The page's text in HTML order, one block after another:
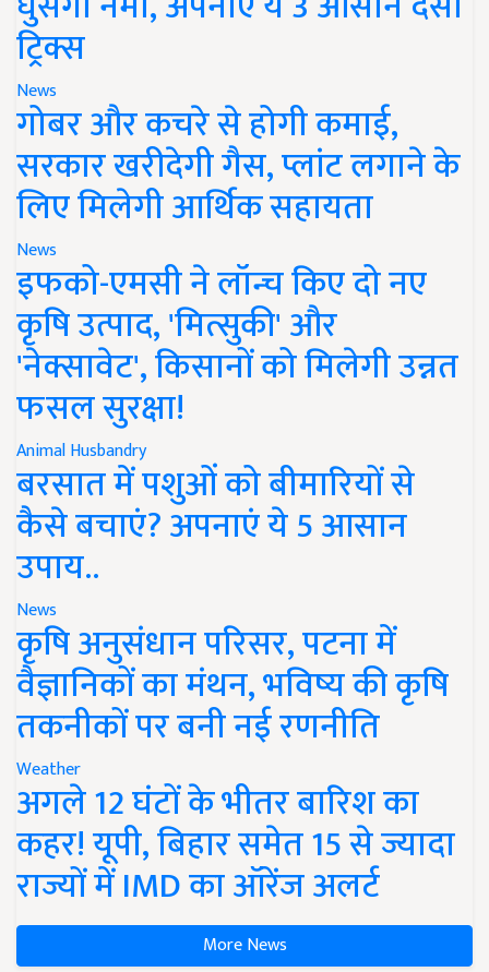
ट्रिक्स
News
गोबर और कचरे से होगी कमाई,
सरकार खरीदेगी गैस, प्लांट लगाने के
लिए मिलेगी आर्थिक सहायता
News
इफको-एमसी ने लॉन्च किए दो नए
कृषि उत्पाद, 'मित्सुकी' और
'नेक्सावेट', किसानों को मिलेगी उन्नत
फसल सुरक्षा!
Animal Husbandry
बरसात में पशुओं को बीमारियों से
कैसे बचाएं? अपनाएं ये 5 आसान
उपाय..
News
कृषि अनुसंधान परिसर, पटना में
वैज्ञानिकों का मंथन, भविष्य की कृषि
तकनीकों पर बनी नई रणनीति
Weather
अगले 12 घंटों के भीतर बारिश का
कहर! यूपी, बिहार समेत 15 से ज्यादा
राज्यों में IMD का ऑरेंज अलर्ट
More News